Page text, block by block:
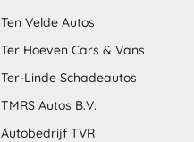
Ten Velde Autos
Ter Hoeven Cars & Vans
Ter-Linde Schadeautos
TMRS Autos B.V.
Autobedrijf TVR